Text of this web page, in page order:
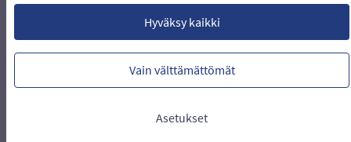
Hyväksy kaikki
Vain välttämättömät
Asetukset
Lataa avoimet datatiedostot
Evästeasetukset
Verkkosivusto luotuvapaan ohjelmiston